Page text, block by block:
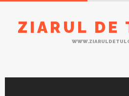
ZIARUL DE